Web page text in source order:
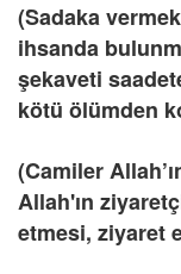
(Sadaka
ihsanda
şekaveti
kötü ölümden
(Camiler
Allah'ın
etmesi, ziyaret